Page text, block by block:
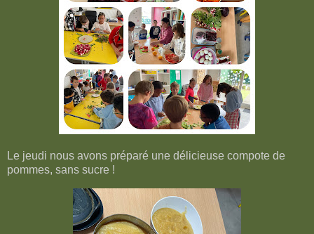
Le jeudi nous avons préparé une délicieuse compote de
pommes, sans sucre !